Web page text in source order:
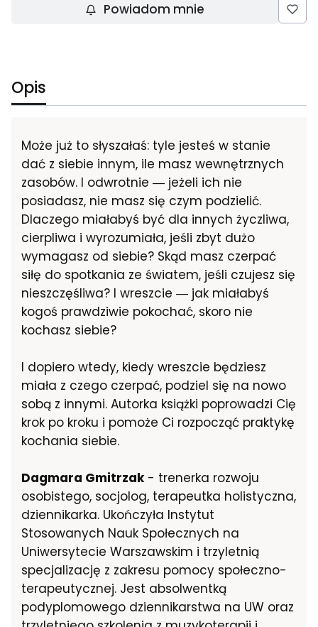
Powiadom mnie
Opis
Może już to słyszałaś: tyle jesteś w stanie
dać z siebie innym, ile masz wewnętrznych
zasobów. I odwrotnie ― jeżeli ich nie
posiadasz, nie masz się czym podzielić.
Dlaczego miałabyś być dla innych życzliwa,
cierpliwa i wyrozumiała, jeśli zbyt dużo
wymagasz od siebie? Skąd masz czerpać
siłę do spotkania ze światem, jeśli czujesz się
nieszczęśliwa? I wreszcie ― jak miałabyś
kogoś prawdziwie pokochać, skoro nie
kochasz siebie?
I dopiero wtedy, kiedy wreszcie będziesz
miała z czego czerpać, podziel się na nowo
sobą z innymi. Autorka książki poprowadzi Cię
krok po kroku i pomoże Ci rozpocząć praktykę
kochania siebie.
Dagmara Gmitrzak- trenerka rozwoju
osobistego, socjolog, terapeutka holistyczna,
dziennikarka. Ukończyła Instytut
Stosowanych Nauk Społecznych na
Uniwersytecie Warszawskim i trzyletnią
specjalizację z zakresu pomocy społeczno-
terapeutycznej. Jest absolwentką
podyplomowego dziennikarstwa na UW oraz